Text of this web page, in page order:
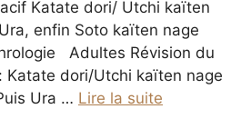
Katate dori/ Utchi kaïten
enfin Soto kaïten nage
Adultes Révision du
Katate dori/Utchi kaïten nage
Ura … Lire la suite